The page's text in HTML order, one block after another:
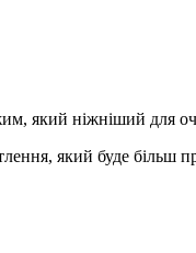
який ніжніший для
який буде більш